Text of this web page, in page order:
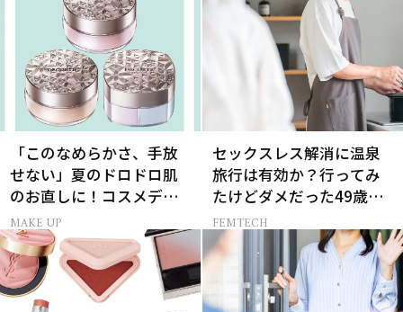
「このなめらかさ、手放
せない」夏のドロドロ肌
のお直しに！コスメデコ
ルテのパウダーが想像以
上に優秀
MAKE UP
セックスレス解消に温泉
旅行は有効か？行ってみ
たけどダメだった49歳妻
の「思わぬ収穫」
FEMTECH